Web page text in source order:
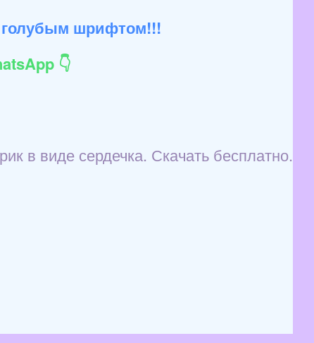
голубым шрифтом!!!
👇
в виде сердечка. Скачать бесплатно.